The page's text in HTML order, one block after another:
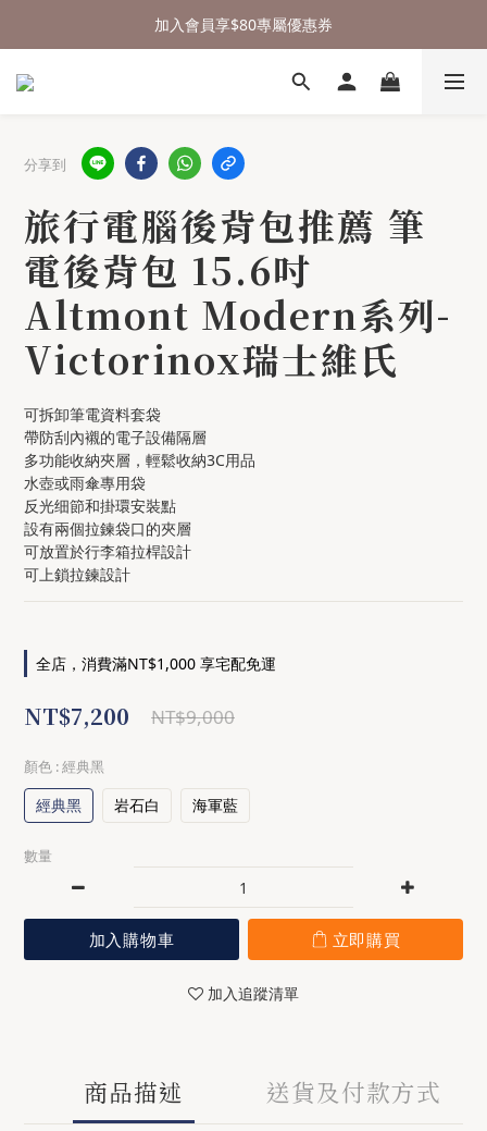
⌛行李箱結帳 72折 至8/9止
加入會員享$80專屬優惠券
🎁 送禮沒頭緒，來測驗看看吧
分享到
旅行電腦後背包推薦 筆
電後背包 15.6吋
Altmont Modern系列-
Victorinox瑞士維氏
可拆卸筆電資料套袋
帶防刮內襯的電子設備隔層
多功能收納夾層，輕鬆收納3C用品
水壺或雨傘專用袋
反光细節和掛環安裝點
設有兩個拉鍊袋口的夾層
可放置於行李箱拉桿設計
可上鎖拉鍊設計
全店，消費滿NT$1,000 享宅配免運
NT$9,000
NT$7,200
顏色 : 經典黑
經典黑 岩石白 海軍藍
數量
加入購物車 立即購買
加入追蹤清單
商品描述 送貨及付款方式